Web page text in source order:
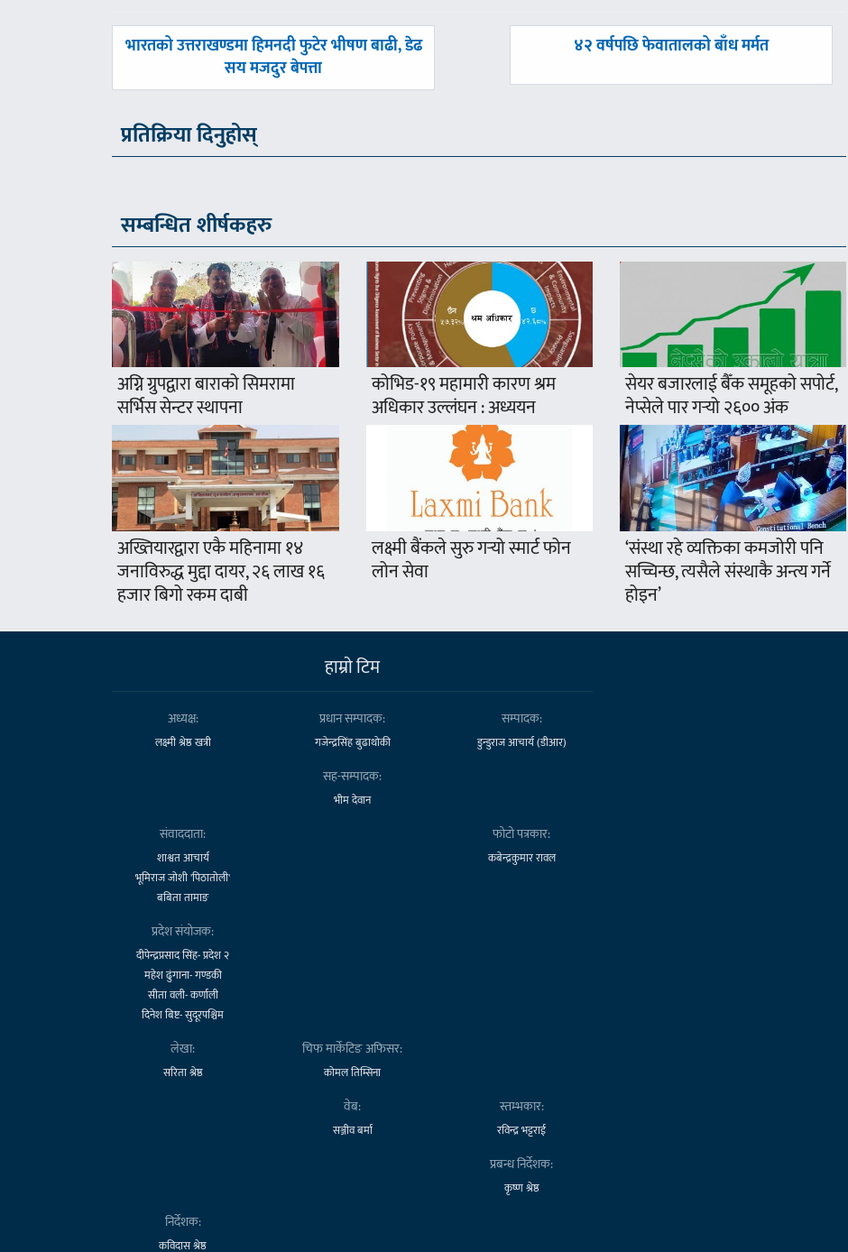
पछिल्लाे
भारतको उत्तराखण्डमा हिमनदी फुटेर भीषण बाढी, डेढ
सय मजदुर बेपत्ता
अघिल्लाे
४२ वर्षपछि फेवातालको बाँध मर्मत
प्रतिक्रिया दिनुहोस्
सम्बन्धित शीर्षकहरु
अग्नि ग्रुपद्वारा बाराको सिमरामा
सर्भिस सेन्टर स्थापना
कोभिड-१९ महामारी कारण श्रम
अधिकार उल्लंघन : अध्ययन
सेयर बजारलाई बैँक समूहको सपोर्ट,
नेप्सेले पार गर्‍यो २६०० अंक
अख्तियारद्वारा एकै महिनामा १४
जनाविरुद्ध मुद्दा दायर, २६ लाख १६
हजार बिगो रकम दाबी
लक्ष्मी बैंकले सुरु गर्‍यो स्मार्ट फोन
लोन सेवा
‘संस्था रहे व्यक्तिका कमजोरी पनि
सच्चिन्छ, त्यसैले संस्थाकै अन्त्य गर्ने
होइन’
हाम्राे टिम
अध्यक्ष:
लक्ष्मी श्रेष्ठ खत्री
प्रधान सम्पादक:
गजेन्द्रसिंह बुढाथोकी
सम्पादक:
डुन्डुराज आचार्य (डीआर)
सह-सम्पादक:
भीम देवान
संवाददाता:
शाश्वत आचार्य
भूमिराज जोशी 'पिठातोली'
बबिता तामाङ
फोटो पत्रकार:
कबेन्द्रकुमार रावल
प्रदेश संयोजक:
दीपेन्द्रप्रसाद सिंह- प्रदेश २
महेश ढुंगाना- गण्डकी
सीता वली- कर्णाली
दिनेश बिष्ट- सुदूरपश्चिम
लेखा:
सरिता श्रेष्ठ
चिफ मार्केटिङ अफिसर:
कोमल तिम्सिना
वेब:
सञ्जीव बर्मा
स्तम्भकार:
रविन्द्र भट्टराई
प्रबन्ध निर्देशक:
कृष्ण श्रेष्ठ
निर्देशक:
कविदास श्रेष्ठ